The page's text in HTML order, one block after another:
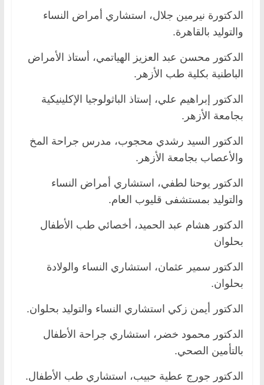
الدكتورة نيرمين جلال، استشاري أمراض النساء
والتوليد بالقاهرة.
الدكتور محسن عبد العزيز الهياتمي، أستاذ الأمراض
الباطنية بكلية طب الأزهر.
الدكتور إبراهيم علي، إستاذ الباثولوجيا الإكلينيكية
بجامعة الأزهر.
الدكتور السيد رشدي محجوب، مدرس جراحة المخ
والأعصاب بجامعة الأزهر.
الدكتور يوحنا لطفي، استشاري أمراض النساء
والتوليد بمستشفى قليوب العام.
الدكتور هشام عبد الحميد، أخصائي طب الأطفال
بحلوان
الدكتور سمير عثمان، استشاري النساء والولادة
بحلوان.
الدكتور أيمن زكي استشاري النساء والتوليد بحلوان.
الدكتور محمود خضر، استشاري جراحة الأطفال
بالتأمين الصحي.
الدكتور جورج عطية حبيب، استشاري طب الأطفال.